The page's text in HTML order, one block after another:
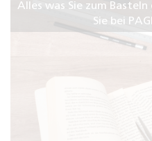
Alles was Sie zum
Sie bei